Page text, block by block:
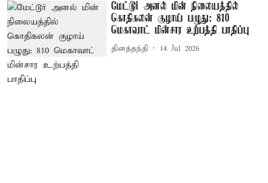
மேட்டூர் அனல் மின் நிலையத்தில்
கொதிகலன் குழாய் பழுது: 810
மெகாவாட் மின்சார உற்பத்தி பாதிப்பு
தினத்தந்தி 14 Jul 2026